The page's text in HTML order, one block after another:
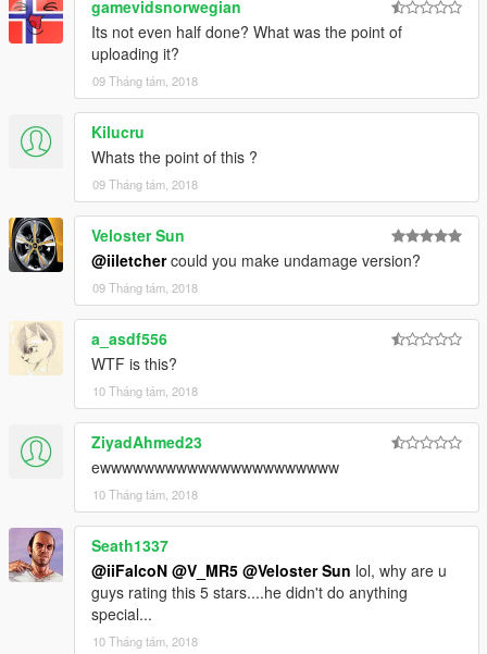
gamevidsnorwegian
Its not even half done? What was the point of
uploading it?
09 Tháng tám, 2018
Kilucru
Whats the point of this ?
09 Tháng tám, 2018
Veloster Sun
@iiletchercould you make undamage version?
09 Tháng tám, 2018
a_asdf556
WTF is this?
10 Tháng tám, 2018
ZiyadAhmed23
ewwwwwwwwwwwwwwwwwwwwww
10 Tháng tám, 2018
Seath1337
@iiFalcoN @V_MR5 @Veloster Sun lol, why are u
guys rating this 5 stars....he didn't do anything
special...
10 Tháng tám, 2018